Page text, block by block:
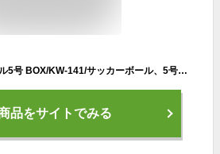
kaiser PVCサッカーボール5号 BOX/KW-141/サッカーボール、5号球、激安
品をサイトでみる